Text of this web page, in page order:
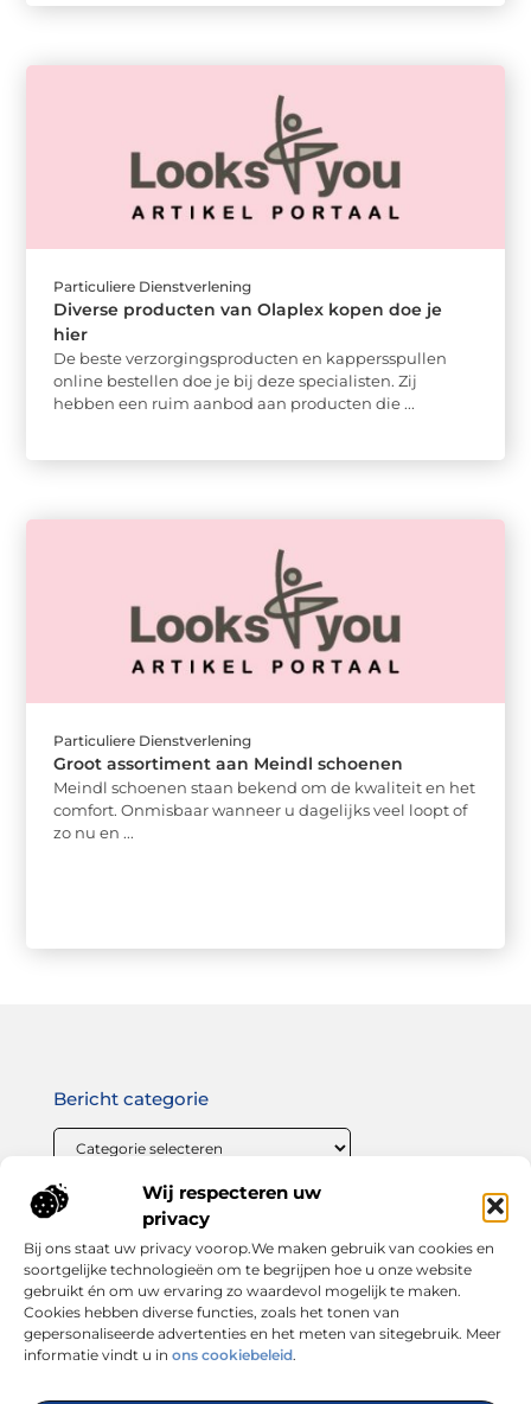
Wij respecteren uw
privacy
Bij ons staat uw privacy voorop.We maken gebruik van cookies en
soortgelijke technologieën om te begrijpen hoe u onze website
gebruikt én om uw ervaring zo waardevol mogelijk te maken.
Cookies hebben diverse functies, zoals het tonen van
gepersonaliseerde advertenties en het meten van sitegebruik. Meer
informatie vindt u in ons cookiebeleid.
Particuliere Dienstverlening
Diverse producten van Olaplex kopen doe je
hier
De beste verzorgingsproducten en kappersspullen
online bestellen doe je bij deze specialisten. Zij
hebben een ruim aanbod aan producten die ...
Particuliere Dienstverlening
Groot assortiment aan Meindl schoenen
Meindl schoenen staan bekend om de kwaliteit en het
comfort. Onmisbaar wanneer u dagelijks veel loopt of
zo nu en ...
Dé plek voor inspiratie, tips en trends
Onze informatie
Bericht categorie